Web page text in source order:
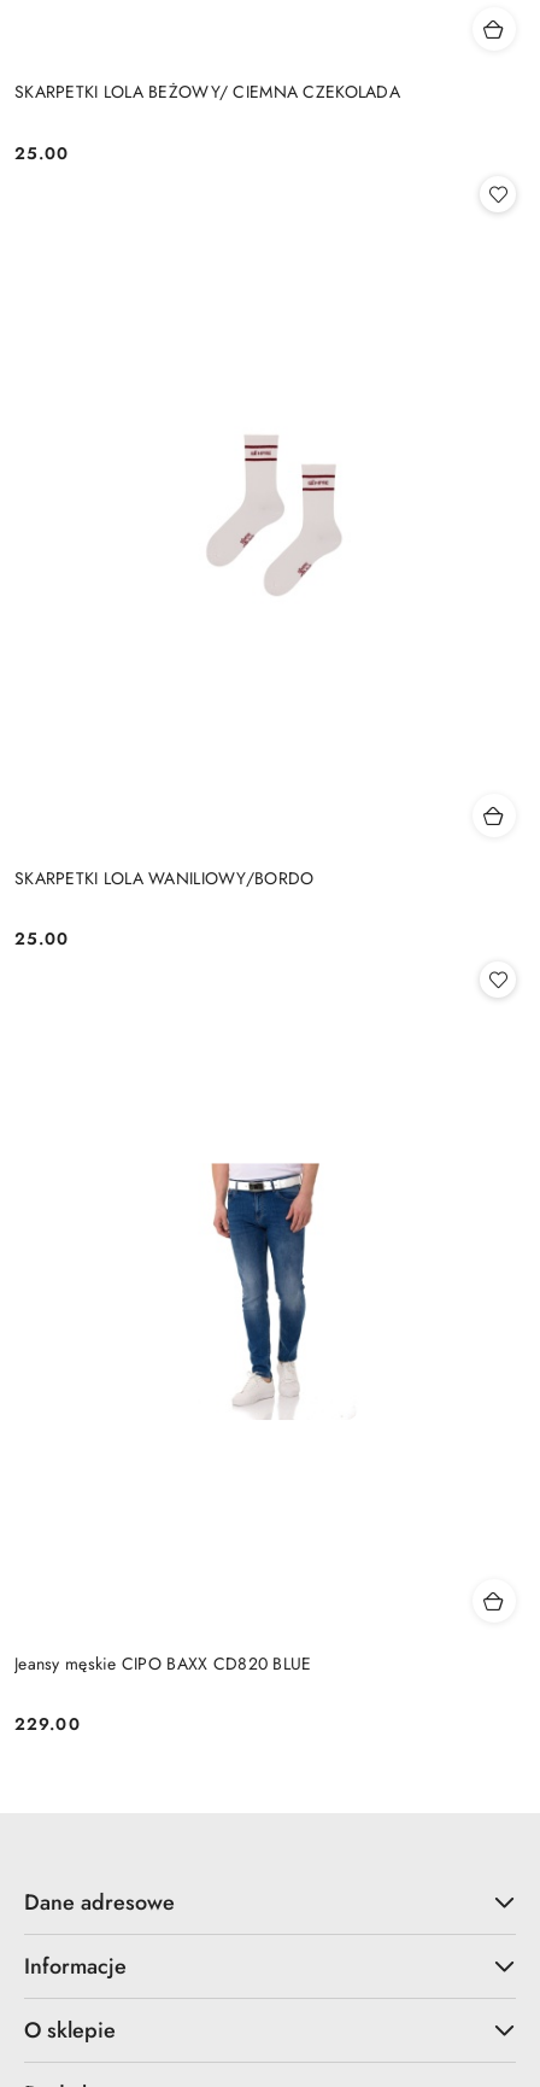
SKARPETKI LOLA BEŻOWY/ CIEMNA CZEKOLADA
Cena:
25.00
SKARPETKI LOLA WANILIOWY/BORDO
Cena:
25.00
Jeansy męskie CIPO BAXX CD820 BLUE
Cena:
229.00
Dane adresowe
Informacje
O sklepie